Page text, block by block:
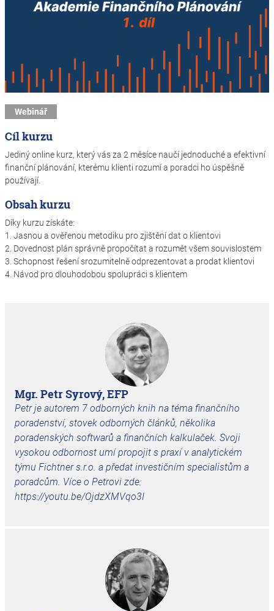
Webinář
Cíl kurzu
Jediný online kurz, který vás za 2 měsíce naučí jednoduché a efektivní
finanční plánování, kterému klienti rozumí a poradci ho úspěšně
používají.
Obsah kurzu
Díky kurzu získáte:
1. Jasnou a ověřenou metodiku pro zjištění dat o klientovi
2. Dovednost plán správně propočítat a rozumět všem souvislostem
3. Schopnost řešení srozumitelně odprezentovat a prodat klientovi
4. Návod pro dlouhodobou spolupráci s klientem
Mgr. Petr Syrový, EFP
Petr je autorem 7 odborných knih na téma finančního
poradenství, stovek odborných článků, několika
poradenských softwarů a finančních kalkulaček. Svoji
vysokou odbornost umí propojit s praxí v analytickém
týmu Fichtner s.r.o. a předat investičním specialistům a
poradcům. Více o Petrovi zde:
https://youtu.be/OjdzXMVqo3I